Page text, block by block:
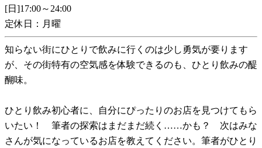
[日]17:00～24:00
定休日：月曜
知らない街にひとりで飲みに行くのは少し勇気が要ります
が、その街特有の空気感を体験できるのも、ひとり飲みの醍
醐味。
ひとり飲み初心者に、自分にぴったりのお店を見つけてもら
いたい！ 筆者の探索はまだまだ続く……かも？ 次はみな
さんが気になっているお店を教えてください。筆者がひとり